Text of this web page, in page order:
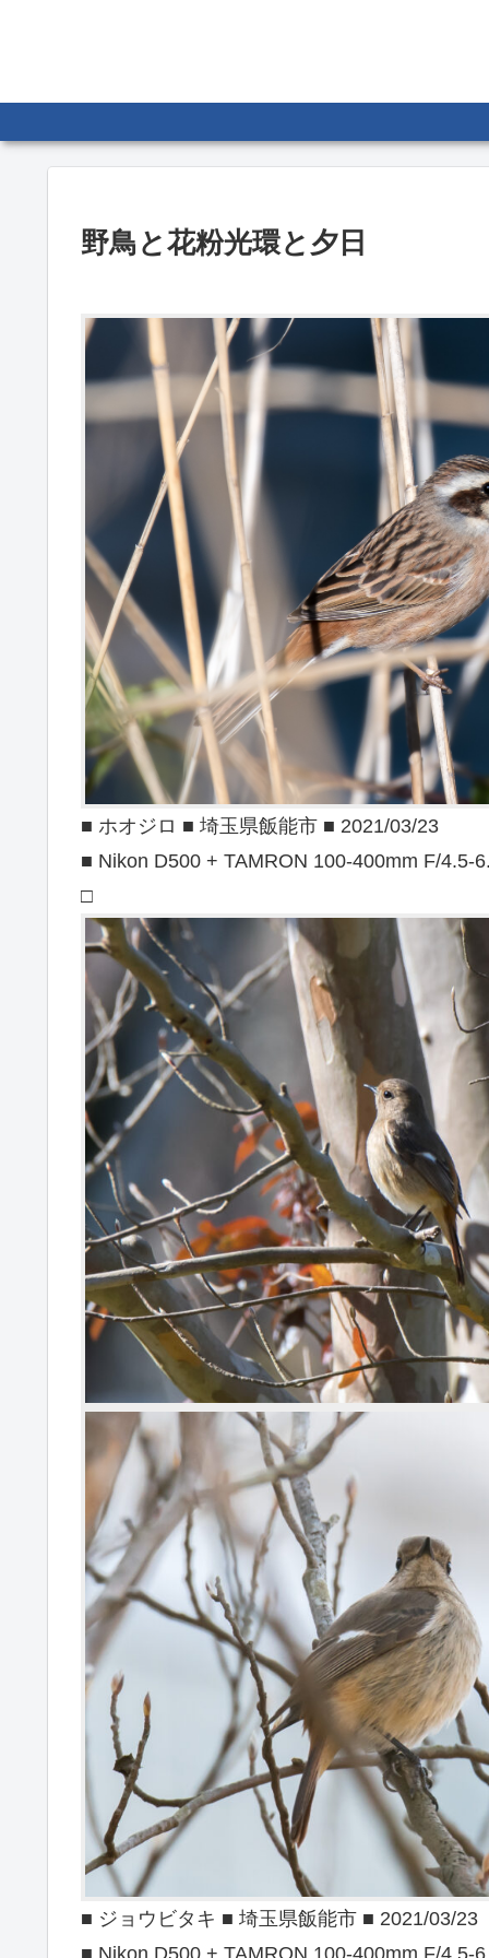
野鳥と花粉光環と夕日
■ ホオジロ ■ 埼玉県飯能市 ■ 2021/03/23
■ Nikon D500 + TAMRON 100-400mm F/4.5-
□
■ ジョウビタキ ■ 埼玉県飯能市 ■ 2021/03/23
■ Nikon D500 + TAMRON 100-400mm F/4.5-